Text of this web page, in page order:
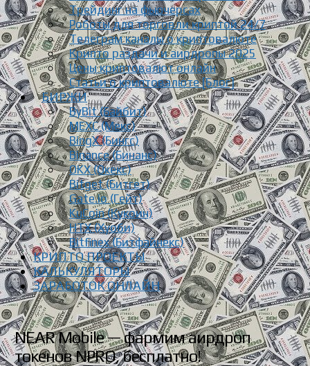
Трейдинг на фьючерсах
Роботы для торговли криптой 24/7
Телеграм каналы о криптовалюте
Крипто раздачи и аирдропы 2025
Цены криптовалют онлайн
Статьи о криптовалюте [Блог]
БИРЖИ
ByBit (Байбит)
MEXC (Мекс)
BingX (Бингс)
Binance (Бинанс)
OKX (Окекс)
Bitget (Битгет)
Gate.io (Гейт)
KuCoin (Кукоин)
HTX (Хуоби)
Bitfinex (Битфайнекс)
КРИПТО ПРОЕКТЫ
КАЛЬКУЛЯТОРЫ
ЗАРАБОТОК ОНЛАЙН
NEAR Mobile — фармим аирдроп
токенов NPRO, бесплатно!